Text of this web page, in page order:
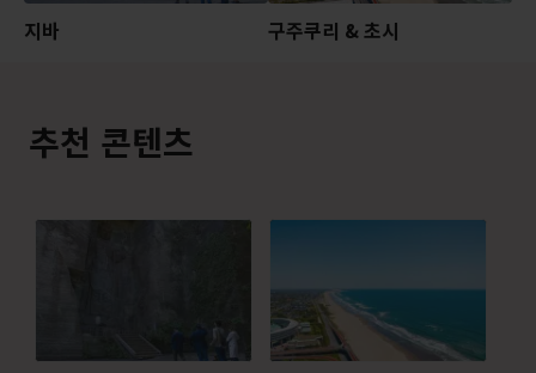
지바 구주쿠리 & 초시
추천 콘텐츠